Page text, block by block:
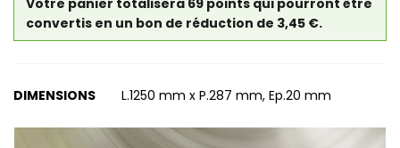
Votre panier totalisera 69 points qui pourront être
convertis en un bon de réduction de 3,45 €.
DIMENSIONS L.1250 mm x P.287 mm, Ep.20 mm